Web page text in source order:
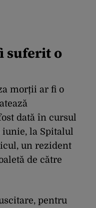
suferit o
morții ar fi o
dată în cursul
la Spitalul
un rezident
de către
pentru